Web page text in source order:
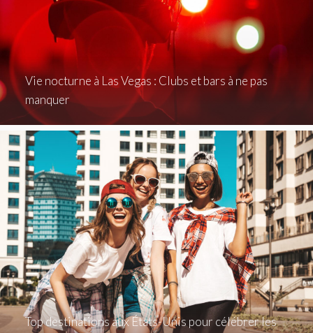
Vie nocturne à Las Vegas : Clubs et bars à ne pas
manquer
Top destinations aux États-Unis pour célébrer les